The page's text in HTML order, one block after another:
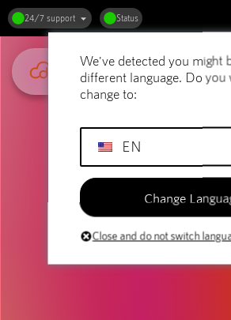
24/7 support Status
Webhosting og
We've detected you might
different language. Do you
change to:
EN
Change
Close and do not switch